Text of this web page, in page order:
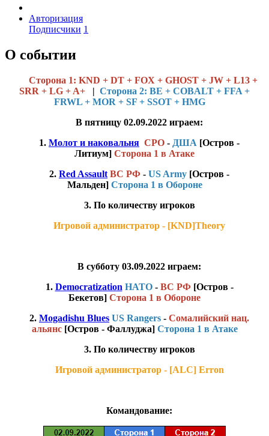
Авторизация
Подписчики 1
О событии
Cторона 1: KND + DT + FOX + GHOST + JW + L13 +
SRR + LG + A+ | Сторона 2: BE + COBALT + FFA +
FRWL + MOR + SF + SSOT + HMG
В пятницу 02.09.2022 играем:
1. Молот и наковальня СРО - ДША [Остров -
Литиум] Сторона 1 в Атаке
2. Red Assault ВС РФ - US Army [Остров -
Мальден] Сторона 1 в Обороне
3. По количеству игроков
Игровой администратор - [KND]Theory
В субботу 03.09.2022 играем:
1. Democratization НАТО- ВС РФ [Остров -
Бекетов] Сторона 1 в Обороне
2. Mogadishu Blues US Rangers - Сомалийский нац.
альянс[Остров - Фаллуджа] Сторона 1 в Атаке
3. По количеству игроков
Игровой администратор - [ALC] Erron
Командование: